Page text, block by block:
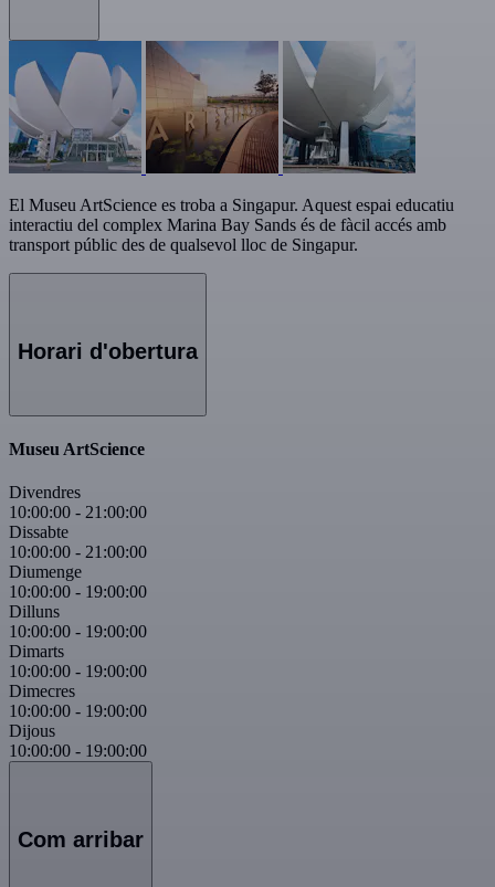
El Museu ArtScience es troba a Singapur. Aquest espai educatiu
interactiu del complex Marina Bay Sands és de fàcil accés amb
transport públic des de qualsevol lloc de Singapur.
Horari d'obertura
Museu ArtScience
Divendres
10:00:00 - 21:00:00
Dissabte
10:00:00 - 21:00:00
Diumenge
10:00:00 - 19:00:00
Dilluns
10:00:00 - 19:00:00
Dimarts
10:00:00 - 19:00:00
Dimecres
10:00:00 - 19:00:00
Dijous
10:00:00 - 19:00:00
Com arribar